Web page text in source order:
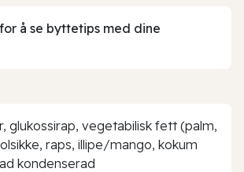
å se byttetips med dine
glukossirap, vegetabilisk fett (palm,
raps, illipe/mango, kokum
kondenserad